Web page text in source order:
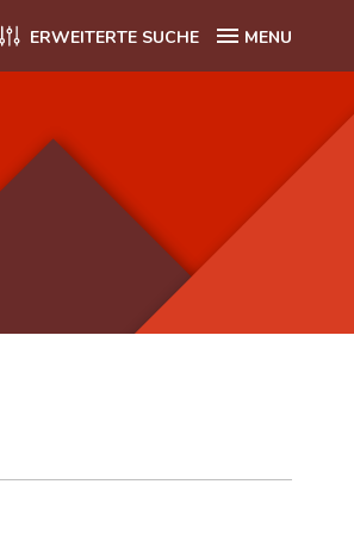
ERWEITERTE SUCHE MENU